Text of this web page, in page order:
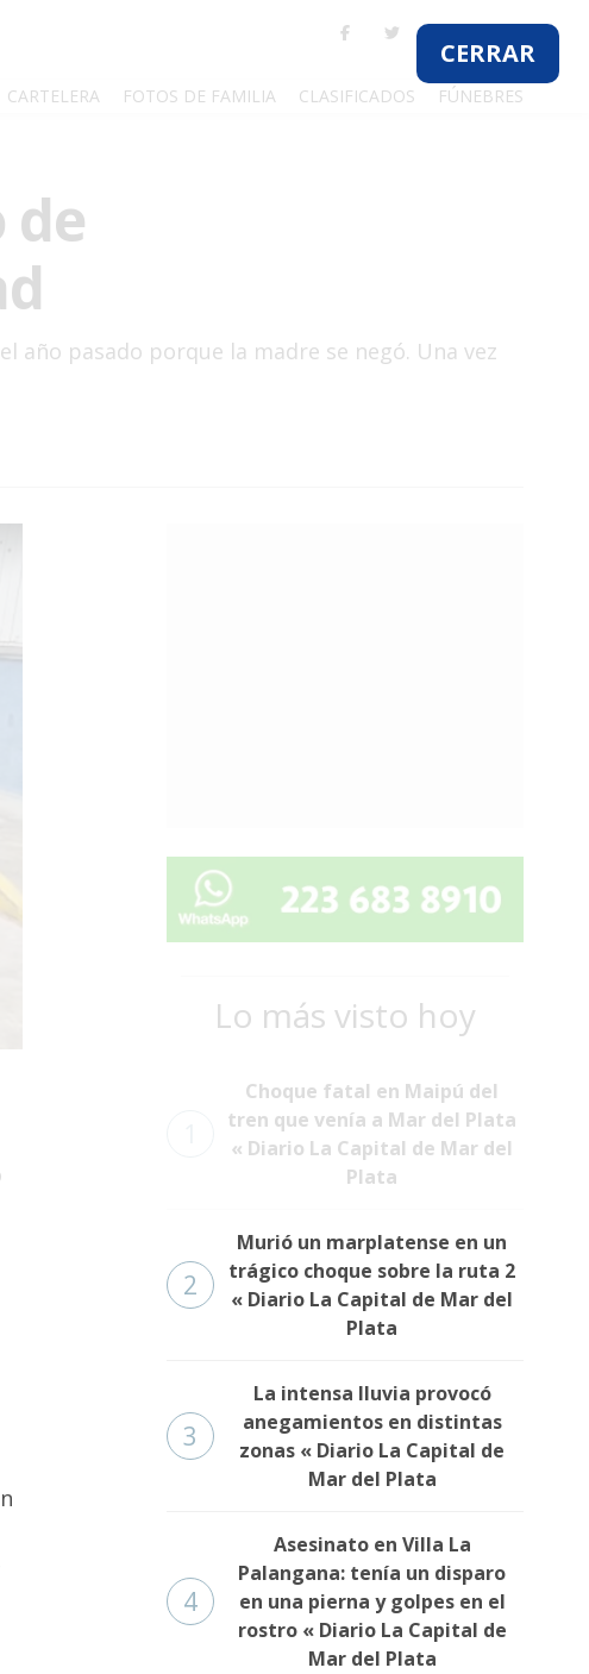
CARTELERA FOTOS DE FAMILIA CLASIFICADOS FÚNEBRES
de
año pasado porque la madre se negó. Una vez
Lo más visto hoy
Choque fatal en Maipú del
tren que venía a Mar del Plata
« Diario La Capital de Mar del
Plata
2
Murió un marplatense en un
trágico choque sobre la ruta 2
« Diario La Capital de Mar del
Plata
3
La intensa lluvia provocó
anegamientos en distintas
zonas « Diario La Capital de
Mar del Plata
4
Asesinato en Villa La
Palangana: tenía un disparo
en una pierna y golpes en el
rostro « Diario La Capital de
Mar del Plata